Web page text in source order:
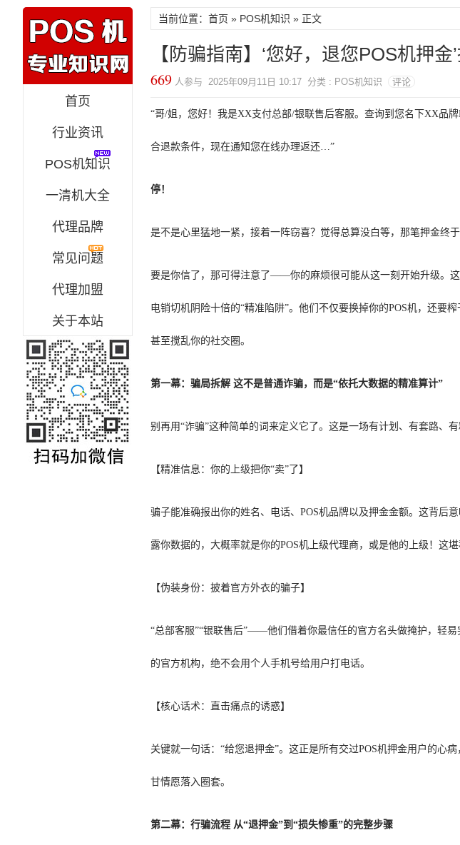
首页
行业资讯
POS机知识
一清机大全
代理品牌
常见问题
代理加盟
关于本站
当前位置： 首页 » POS机知识 » 正文
【防骗指南】‘您好，退您POS机押金
669 人参与 2025年09月11日 10:17 分类 : POS机知识 评论
“哥/姐，您好！我是XX支付总部/银联售后客服。查询到您名下XX品牌
合退款条件，现在通知您在线办理返还…”
停！
是不是心里猛地一紧，接着一阵窃喜？觉得总算没白等，那笔押金终于
要是你信了，那可得注意了——你的麻烦很可能从这一刻开始升级。
电销切机阴险十倍的“精准陷阱”。他们不仅要换掉你的POS机，还要
甚至搅乱你的社交圈。
第一幕：骗局拆解 这不是普通诈骗，而是“依托大数据的精准算计”
别再用“诈骗”这种简单的词来定义它了。这是一场有计划、有套路、有
【精准信息：你的上级把你“卖”了】
骗子能准确报出你的姓名、电话、POS机品牌以及押金金额。这背后
露你数据的，大概率就是你的POS机上级代理商，或是他的上级！这
【伪装身份：披着官方外衣的骗子】
“总部客服”“银联售后”——他们借着你最信任的官方名头做掩护，轻
的官方机构，绝不会用个人手机号给用户打电话。
【核心话术：直击痛点的诱惑】
关键就一句话：“给您退押金”。这正是所有交过POS机押金用户的心
甘情愿落入圈套。
第二幕：行骗流程 从“退押金”到“损失惨重”的完整步骤